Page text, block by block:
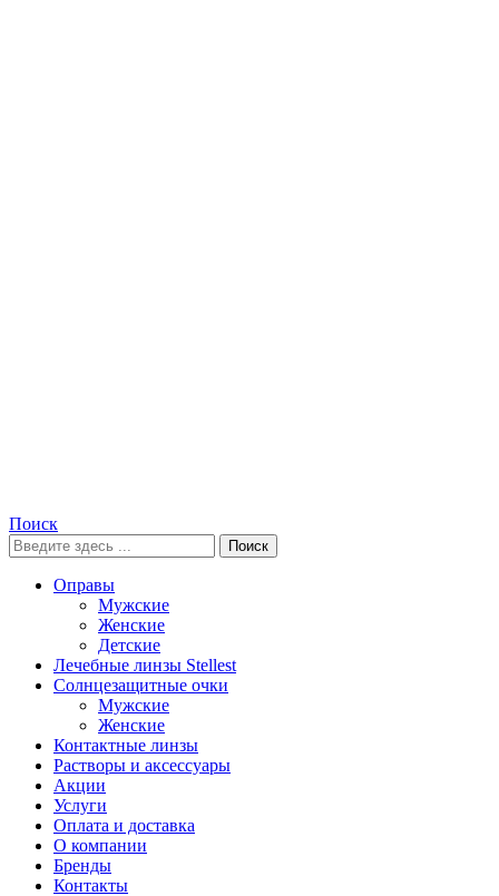
Поиск
Поиск
Оправы
Мужские
Женские
Детские
Лечебные линзы Stellest
Солнцезащитные очки
Мужские
Женские
Контактные линзы
Растворы и аксессуары
Акции
Услуги
Оплата и доставка
О компании
Бренды
Контакты